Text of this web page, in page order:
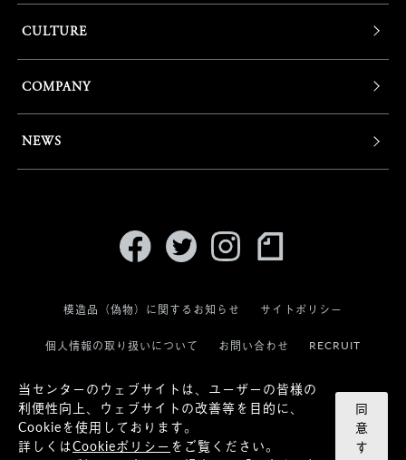
当センターのウェブサイトは、ユーザーの皆様の
利便性向上、ウェブサイトの改善等を目的に、
Cookieを使用しております。
詳しくはCookieポリシー をご覧ください。
同
意
す
CULTURE
COMPANY
NEWS
模造品（偽物）に関するお知らせ サイトポリシー
個人情報の取り扱いについて お問い合わせ RECRUIT
© KANEKO OPTICAL CO.,LTD.